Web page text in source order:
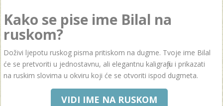
Kako se pise ime Bilal na
ruskom?
Doživi ljepotu ruskog pisma pritiskom na dugme. Tvoje ime Bilal
će se pretvoriti u jednostavnu, ali elegantnu kaligrafiju i prikazati
na ruskim slovima u okviru koji će se otvoriti ispod dugmeta.
VIDI IME NA RUSKOM